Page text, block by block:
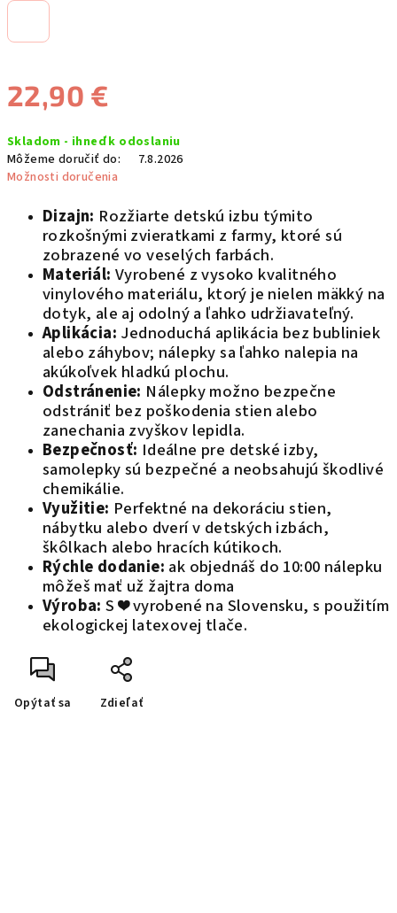
22,90 €
cena:
Skladom - ihneď k odoslaniu
Môžeme doručiť do:
7.8.2026
Možnosti doručenia
Dizajn: Rozžiarte detskú izbu týmito
rozkošnými zvieratkami z farmy, ktoré sú
zobrazené vo veselých farbách.
Materiál: Vyrobené z vysoko kvalitného
vinylového materiálu, ktorý je nielen mäkký na
dotyk, ale aj odolný a ľahko udržiavateľný.
Aplikácia: Jednoduchá aplikácia bez bubliniek
alebo záhybov; nálepky sa ľahko nalepia na
akúkoľvek hladkú plochu.
Odstránenie: Nálepky možno bezpečne
odstrániť bez poškodenia stien alebo
zanechania zvyškov lepidla.
Bezpečnosť: Ideálne pre detské izby,
samolepky sú bezpečné a neobsahujú škodlivé
chemikálie.
Využitie: Perfektné na dekoráciu stien,
nábytku alebo dverí v detských izbách,
škôlkach alebo hracích kútikoch.
Rýchle dodanie: ak objednáš do 10:00 nálepku
môžeš mať už žajtra doma
Výroba: S ❤️ vyrobené na Slovensku, s použitím
ekologickej latexovej tlače.
Opýtať sa Zdieľať